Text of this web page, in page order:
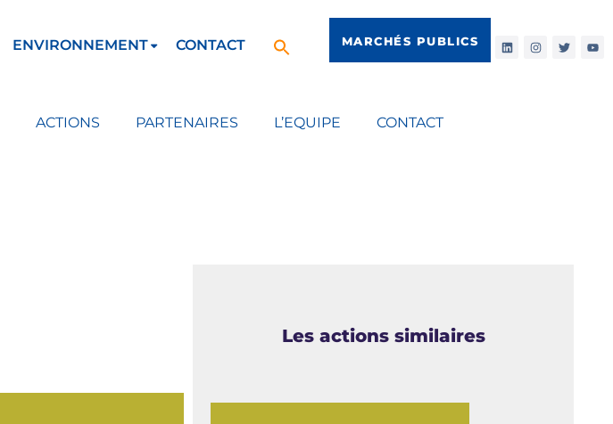
ENVIRONNEMENT CONTACT MARCHÉS PUBLICS
ACTIONS PARTENAIRES L’EQUIPE CONTACT
Les actions similaires